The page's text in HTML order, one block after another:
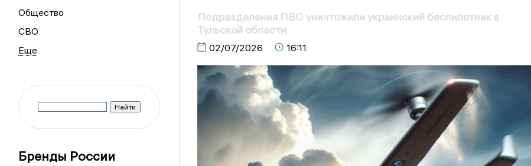
Общество
СВО
Бренды России
Подразделения ПВО уничтожили украинский беспилотник в
Тульской области
02/07/2026 16:11